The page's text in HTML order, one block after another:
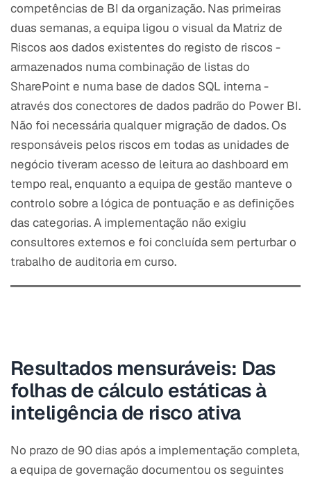
competências de BI da organização. Nas primeiras
duas semanas, a equipa ligou o visual da Matriz de
Riscos aos dados existentes do registo de riscos -
armazenados numa combinação de listas do
SharePoint e numa base de dados SQL interna -
através dos conectores de dados padrão do Power BI.
Não foi necessária qualquer migração de dados. Os
responsáveis pelos riscos em todas as unidades de
negócio tiveram acesso de leitura ao dashboard em
tempo real, enquanto a equipa de gestão manteve o
controlo sobre a lógica de pontuação e as definições
das categorias. A implementação não exigiu
consultores externos e foi concluída sem perturbar o
trabalho de auditoria em curso.
Resultados mensuráveis: Das
folhas de cálculo estáticas à
inteligência de risco ativa
No prazo de 90 dias após a implementação completa,
a equipa de governação documentou os seguintes